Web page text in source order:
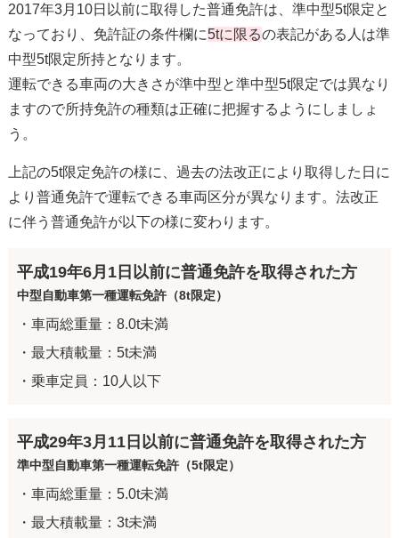
2017年3月10日以前に取得した普通免許は、準中型5t限定と
なっており、免許証の条件欄に5tに限るの表記がある人は準
中型5t限定所持となります。
運転できる車両の大きさが準中型と準中型5t限定では異なり
ますので所持免許の種類は正確に把握するようにしましょ
う。
上記の5t限定免許の様に、過去の法改正により取得した日に
より普通免許で運転できる車両区分が異なります。法改正
に伴う普通免許が以下の様に変わります。
平成19年6月1日以前に普通免許を取得された方
中型自動車第一種運転免許（8t限定）
・車両総重量：8.0t未満
・最大積載量：5t未満
・乗車定員：10人以下
平成29年3月11日以前に普通免許を取得された方
準中型自動車第一種運転免許（5t限定）
・車両総重量：5.0t未満
・最大積載量：3t未満